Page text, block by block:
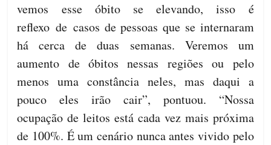
vemos esse óbito se elevando, isso é
reflexo de casos de pessoas que se internaram
há cerca de duas semanas. Veremos um
aumento de óbitos nessas regiões ou pelo
menos uma constância neles, mas daqui a
pouco eles irão cair”, pontuou. “Nossa
ocupação de leitos está cada vez mais próxima
de 100%. É um cenário nunca antes vivido pelo